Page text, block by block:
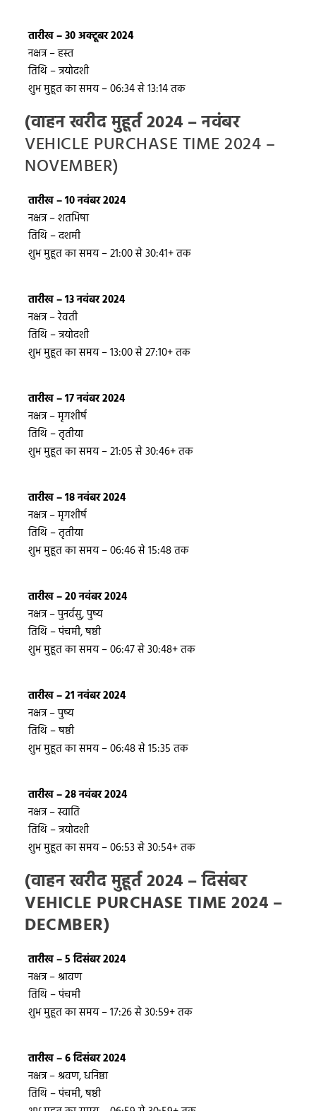
तारीख – 30 अक्टूबर 2024
नक्षत्र – हस्त
तिथि – त्रयोदशी
शुभ मुहूत का समय – 06:34 से 13:14 तक
(वाहन खरीद मुहूर्त 2024 – नवंबर
VEHICLE PURCHASE TIME 2024 –
NOVEMBER)
तारीख – 10 नवंबर 2024
नक्षत्र – शतभिषा
तिथि – दशमी
शुभ मुहूत का समय – 21:00 से 30:41+ तक
तारीख – 13 नवंबर 2024
नक्षत्र – रेवती
तिथि – त्रयोदशी
शुभ मुहूत का समय – 13:00 से 27:10+ तक
तारीख – 17 नवंबर 2024
नक्षत्र – मृगशीर्ष
तिथि – तृतीया
शुभ मुहूत का समय – 21:05 से 30:46+ तक
तारीख – 18 नवंबर 2024
नक्षत्र – मृगशीर्ष
तिथि – तृतीया
शुभ मुहूत का समय – 06:46 से 15:48 तक
तारीख – 20 नवंबर 2024
नक्षत्र – पुनर्वसु, पुष्य
तिथि – पंचमी, षष्ठी
शुभ मुहूत का समय – 06:47 से 30:48+ तक
तारीख – 21 नवंबर 2024
नक्षत्र – पुष्य
तिथि – षष्ठी
शुभ मुहूत का समय – 06:48 से 15:35 तक
तारीख – 28 नवंबर 2024
नक्षत्र – स्वाति
तिथि – त्रयोदशी
शुभ मुहूत का समय – 06:53 से 30:54+ तक
(वाहन खरीद मुहूर्त 2024 – दिसंबर
VEHICLE PURCHASE TIME 2024 –
DECMBER)
तारीख – 5 दिसंबर 2024
नक्षत्र – श्रावण
तिथि – पंचमी
शुभ मुहूत का समय – 17:26 से 30:59+ तक
तारीख – 6 दिसंबर 2024
नक्षत्र – श्रवण, धनिष्ठा
तिथि – पंचमी, षष्ठी